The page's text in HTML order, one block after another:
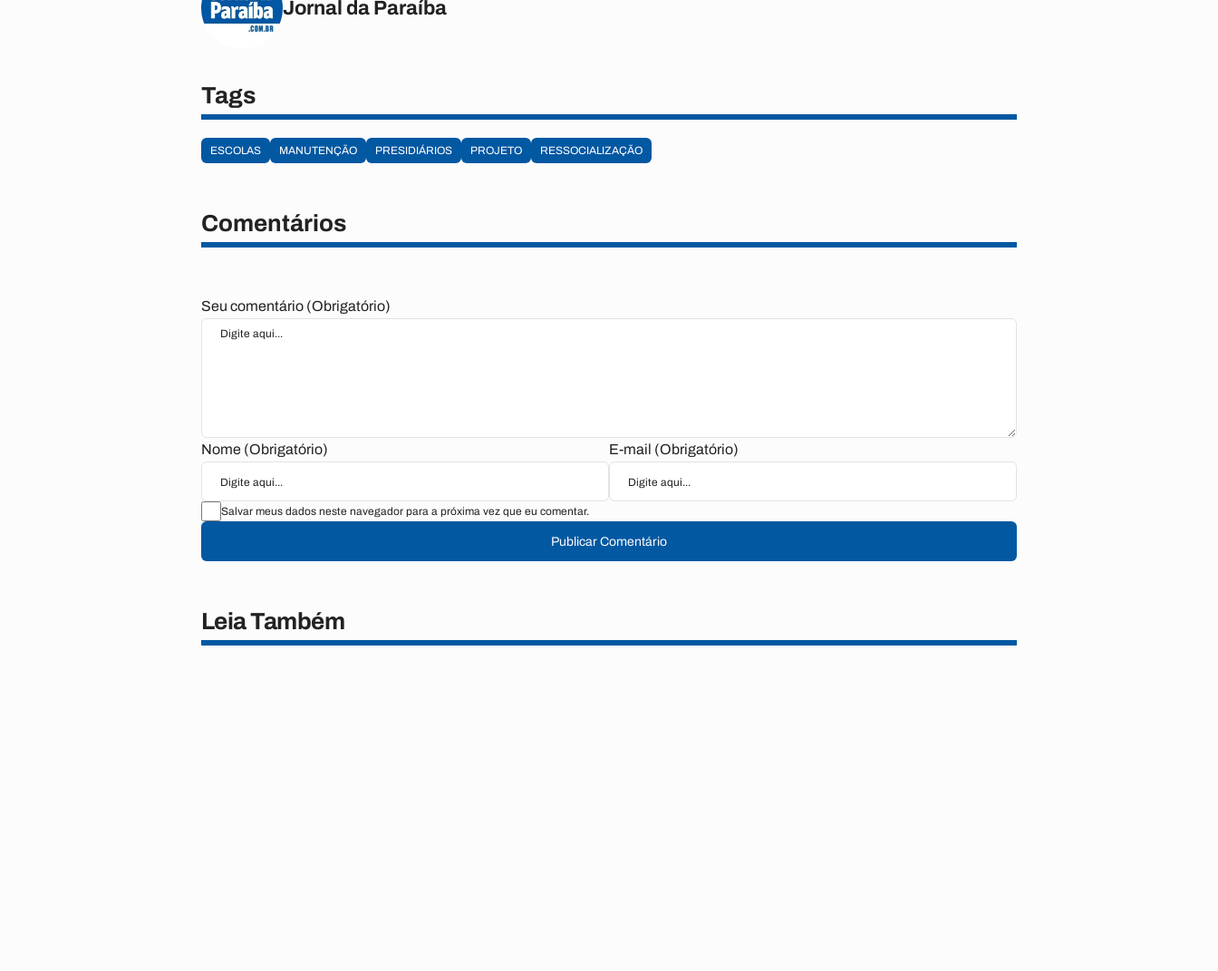
Jornal da Paraíba
Tags
ESCOLAS MANUTENÇÃO PRESIDIÁRIOS PROJETO RESSOCIALIZAÇÃO
Comentários
Seu comentário (Obrigatório)
Nome (Obrigatório) E-mail (Obrigatório)
Salvar meus dados neste navegador para a próxima vez que eu comentar.
Publicar Comentário
Leia Também